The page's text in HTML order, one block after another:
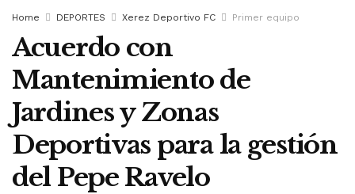
Home DEPORTES Xerez Deportivo FC Primer equipo
Acuerdo con
Mantenimiento de
Jardines y Zonas
Deportivas para la gestión
del Pepe Ravelo